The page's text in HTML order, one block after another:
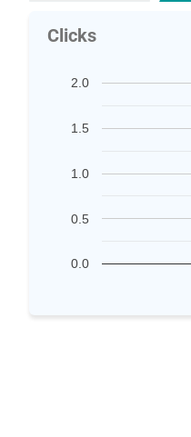
Clicks
0.0
0.5
1.0
1.5
2.0